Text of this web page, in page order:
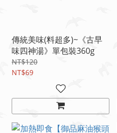
傳統美味(料超多)~《古早
味四神湯》單包裝360g
NT$120
NT$69